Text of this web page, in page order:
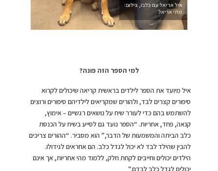
איל אריאל עם כלבו, צילום:
מתי אריאל
למי הספר הזה פונה?
איל מיועד את הספר לילדים בראשית קריאה שיכולים לקרוא
סיפורים קצרים לבד, ולהורים שמקריאים לילדיהם סיפורים ורוצים
להשתמש בהם כדי לעורר שיח על נושאים רגשיים – אימוץ,
קנאה, פחד, אחריות. “הספר נועד גם לסייע בשיח על הכנסת
כלב הביתה והמשמעות של הדבר,” הוא מסביר. “ההורים צריכים
להבין שהילד לבד לא יכול לגדל כלב. הם אחראים לגידולו.
הילדים יכולים וחייבים לקחת חלק, ללמוד מהי אחריות, אך אינם
יכולים לגדל כלב לבדם.”